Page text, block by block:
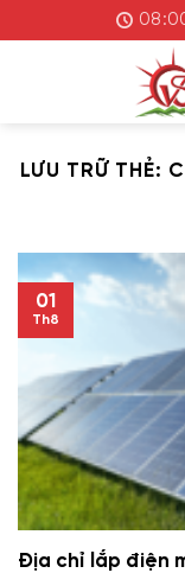
đến
LƯU TRỮ THẺ:
Địa chỉ lắp điện
01
Th8